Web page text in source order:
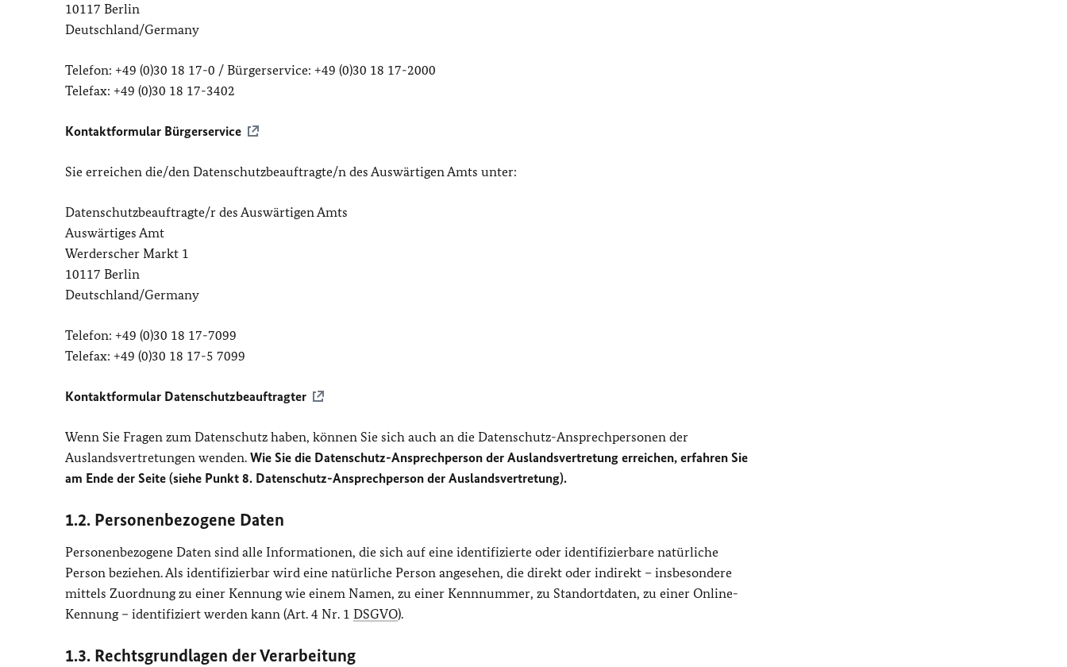
10117 Berlin
Deutschland/Germany
Telefon: +49 (0)30 18 17-0 / Bürgerservice: +49 (0)30 18 17-2000
Telefax: +49 (0)30 18 17-3402
Kontaktformular Bürgerservice
Sie erreichen die/den Datenschutzbeauftragte/n des Auswärtigen Amts unter:
Datenschutzbeauftragte/r des Auswärtigen Amts
Auswärtiges Amt
Werderscher Markt 1
10117 Berlin
Deutschland/Germany
Telefon: +49 (0)30 18 17-7099
Telefax: +49 (0)30 18 17-5 7099
Kontaktformular Datenschutzbeauftragter
Wenn Sie Fragen zum Datenschutz haben, können Sie sich auch an die Datenschutz-Ansprechpersonen der
Auslandsvertretungen wenden. Wie Sie die Datenschutz-Ansprechperson der Auslandsvertretung erreichen, erfahren Sie
am Ende der Seite (siehe Punkt 8. Datenschutz-Ansprechperson der Auslandsvertretung).
1.2. Personenbezogene Daten
Personenbezogene Daten sind alle Informationen, die sich auf eine identifizierte oder identifizierbare natürliche
Person beziehen. Als identifizierbar wird eine natürliche Person angesehen, die direkt oder indirekt – insbesondere
mittels Zuordnung zu einer Kennung wie einem Namen, zu einer Kennnummer, zu Standortdaten, zu einer Online-
Kennung – identifiziert werden kann (Art. 4 Nr. 1 DSGVO).
1.3. Rechtsgrundlagen der Verarbeitung